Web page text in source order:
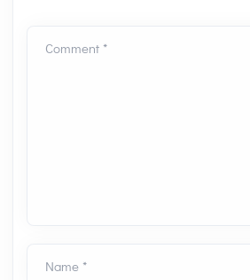
Comment *
Name *